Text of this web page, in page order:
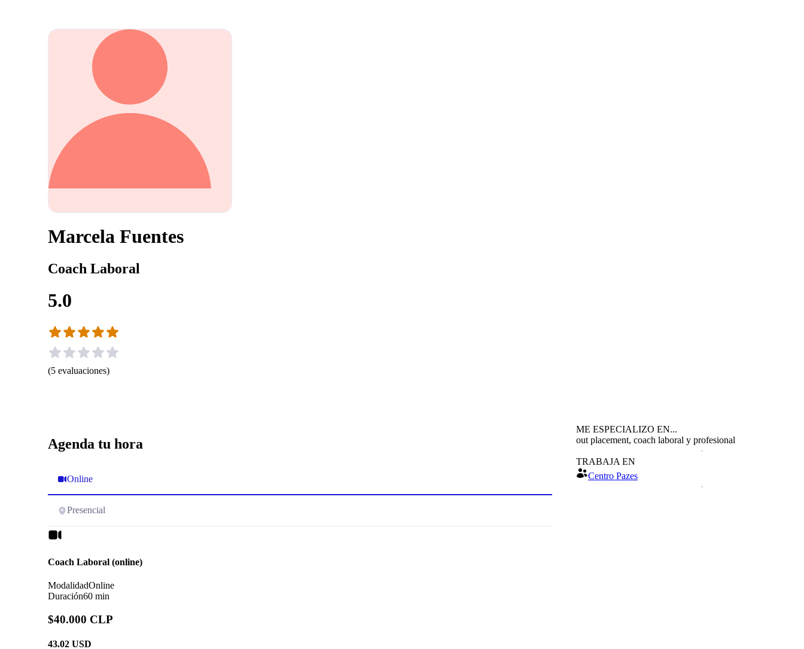
Marcela Fuentes
Coach Laboral
5.0
(5 evaluaciones)
Agenda tu hora
Online
Presencial
Coach Laboral (online)
ModalidadOnline
Duración60 min
$40.000 CLP
43.02 USD
ME ESPECIALIZO EN...
out placement, coach laboral y profesional
TRABAJA EN
Centro Pazes